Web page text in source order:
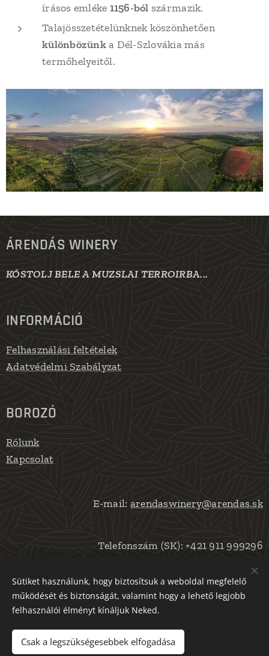
írásos emléke 1156-ból származik.
Talajösszetételünknek köszönhetően
különbözünka Dél-Szlovákia más
termőhelyeitől.
ÁRENDÁS WINERY
KÓSTOLJ BELE A MUZSLAI TERROIRBA...
INFORMÁCIÓ
Felhasználási feltételek
Adatvédelmi Szabályzat
BOROZÓ
Rólunk
Kapcsolat
E-mail: arendaswinery@arendas.sk
Telefonszám (SK): +421 911 999296
Telefonszám (HU): +36 30 915 8731
Az oldalt aWebnodeműködteti
Sütiket használunk, hogy biztosítsuk a weboldal megfelelő
működését és biztonságát, valamint hogy a lehető legjobb
felhasználói élményt kínáljuk Neked.
Csak a legszükségesebbek elfogadása